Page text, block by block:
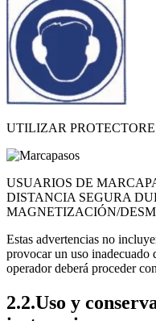
UTILIZAR
USUARIOS DE
DISTANCIA SEGURA
MAGNETIZACIÓN/
Estas advertencias no
provocar un uso inadecuado
operador deberá proceder
2.2.Uso y